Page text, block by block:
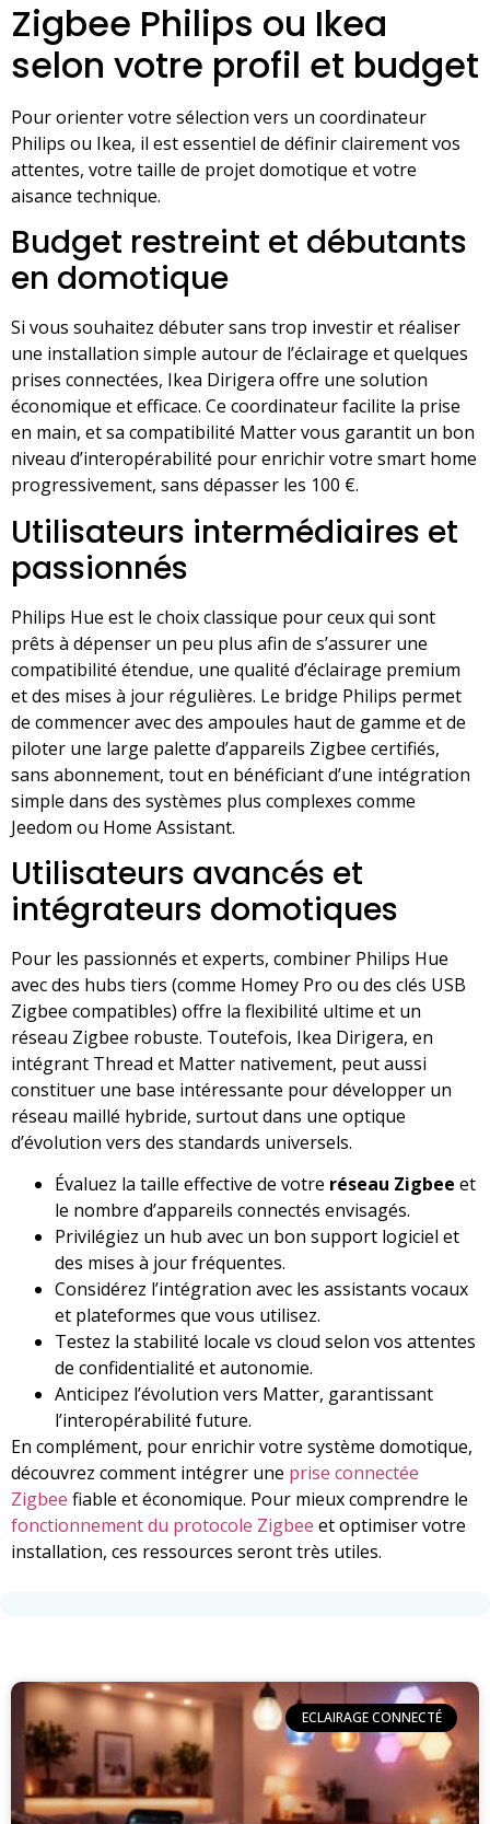
Zigbee Philips ou Ikea
selon votre profil et budget
Pour orienter votre sélection vers un coordinateur
Philips ou Ikea, il est essentiel de définir clairement vos
attentes, votre taille de projet domotique et votre
aisance technique.
Budget restreint et débutants
en domotique
Si vous souhaitez débuter sans trop investir et réaliser
une installation simple autour de l’éclairage et quelques
prises connectées, Ikea Dirigera offre une solution
économique et efficace. Ce coordinateur facilite la prise
en main, et sa compatibilité Matter vous garantit un bon
niveau d’interopérabilité pour enrichir votre smart home
progressivement, sans dépasser les 100 €.
Utilisateurs intermédiaires et
passionnés
Philips Hue est le choix classique pour ceux qui sont
prêts à dépenser un peu plus afin de s’assurer une
compatibilité étendue, une qualité d’éclairage premium
et des mises à jour régulières. Le bridge Philips permet
de commencer avec des ampoules haut de gamme et de
piloter une large palette d’appareils Zigbee certifiés,
sans abonnement, tout en bénéficiant d’une intégration
simple dans des systèmes plus complexes comme
Jeedom ou Home Assistant.
Utilisateurs avancés et
intégrateurs domotiques
Pour les passionnés et experts, combiner Philips Hue
avec des hubs tiers (comme Homey Pro ou des clés USB
Zigbee compatibles) offre la flexibilité ultime et un
réseau Zigbee robuste. Toutefois, Ikea Dirigera, en
intégrant Thread et Matter nativement, peut aussi
constituer une base intéressante pour développer un
réseau maillé hybride, surtout dans une optique
d’évolution vers des standards universels.
Évaluez la taille effective de votre réseau Zigbee et
le nombre d’appareils connectés envisagés.
Privilégiez un hub avec un bon support logiciel et
des mises à jour fréquentes.
Considérez l’intégration avec les assistants vocaux
et plateformes que vous utilisez.
Testez la stabilité locale vs cloud selon vos attentes
de confidentialité et autonomie.
Anticipez l’évolution vers Matter, garantissant
l’interopérabilité future.
En complément, pour enrichir votre système domotique,
découvrez comment intégrer une prise connectée
Zigbee fiable et économique. Pour mieux comprendre le
fonctionnement du protocole Zigbee et optimiser votre
installation, ces ressources seront très utiles.
ECLAIRAGE CONNECTÉ